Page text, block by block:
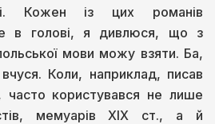
Кожен із цих романів
в голові, я дивлюся, що з
мови можу взяти. Ба,
Коли, наприклад, писав
часто користувався не лише
мемуарів ХІХ ст., а й